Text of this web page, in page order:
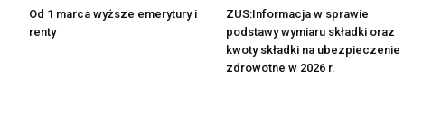
Od 1 marca wyższe emerytury i
renty
ZUS:Informacja w sprawie
podstawy wymiaru składki oraz
kwoty składki na ubezpieczenie
zdrowotne w 2026 r.